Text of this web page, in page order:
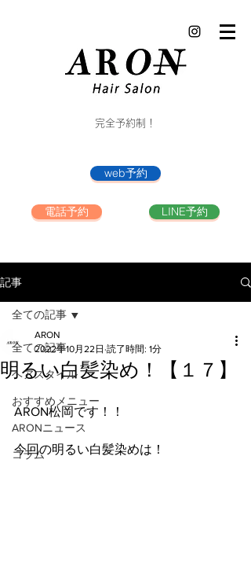
完全予約制！
web予約
電話予約 LINE予約
記事
全ての記事
ヘアスタイル
おすすめメニュー
ARONニュース
コラム
全ての記事
明るい白髪染め！【１７】
ARON
2022年10月22日 読了時間: 1分
ARON松岡です！！
今回の明るい白髪染めは！